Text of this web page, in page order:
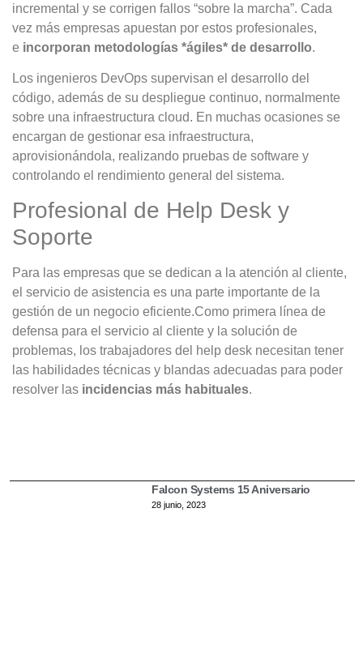
incremental y se corrigen fallos “sobre la marcha”. Cada
vez más empresas apuestan por estos profesionales,
e incorporan metodologías *ágiles* de desarrollo.
Los ingenieros DevOps supervisan el desarrollo del
código, además de su despliegue continuo, normalmente
sobre una infraestructura cloud. En muchas ocasiones se
encargan de gestionar esa infraestructura,
aprovisionándola, realizando pruebas de software y
controlando el rendimiento general del sistema.
Profesional de Help Desk y
Soporte
Para las empresas que se dedican a la atención al cliente,
el servicio de asistencia es una parte importante de la
gestión de un negocio eficiente.Como primera línea de
defensa para el servicio al cliente y la solución de
problemas, los trabajadores del help desk necesitan tener
las habilidades técnicas y blandas adecuadas para poder
resolver las incidencias más habituales.
Falcon Systems 15 Aniversario
28 junio, 2023